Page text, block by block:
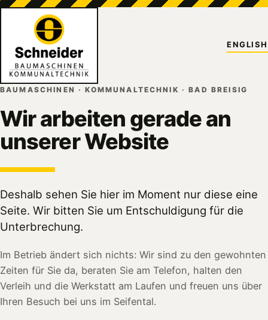
ENGLISH
BAUMASCHINEN · KOMMUNALTECHNIK · BAD BREISIG
Wir arbeiten gerade an
unserer Website
Deshalb sehen Sie hier im Moment nur diese eine
Seite. Wir bitten Sie um Entschuldigung für die
Unterbrechung.
Im Betrieb ändert sich nichts: Wir sind zu den gewohnten
Zeiten für Sie da, beraten Sie am Telefon, halten den
Verleih und die Werkstatt am Laufen und freuen uns über
Ihren Besuch bei uns im Seifental.